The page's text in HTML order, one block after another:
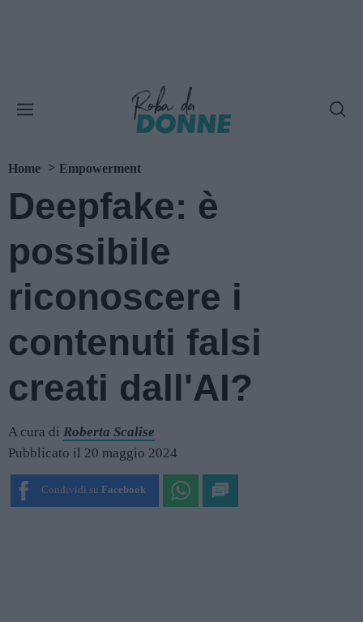
Home Empowerment
Deepfake: è
possibile
riconoscere i
contenuti falsi
creati dall'AI?
A cura di Roberta Scalise
Pubblicato il 20 maggio 2024
Condividi su Facebook